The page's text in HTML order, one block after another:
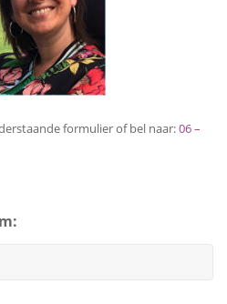
formulier of bel naar:06 –